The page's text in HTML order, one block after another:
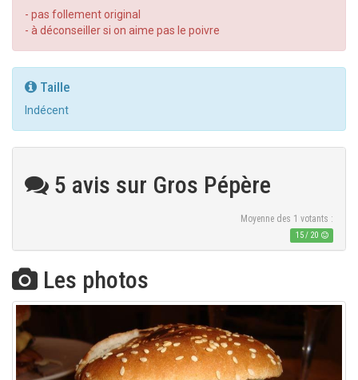
- pas follement original
- à déconseiller si on aime pas le poivre
Taille
Indécent
5 avis sur Gros Pépère
Moyenne des 1 votants :
15/ 20
Les photos